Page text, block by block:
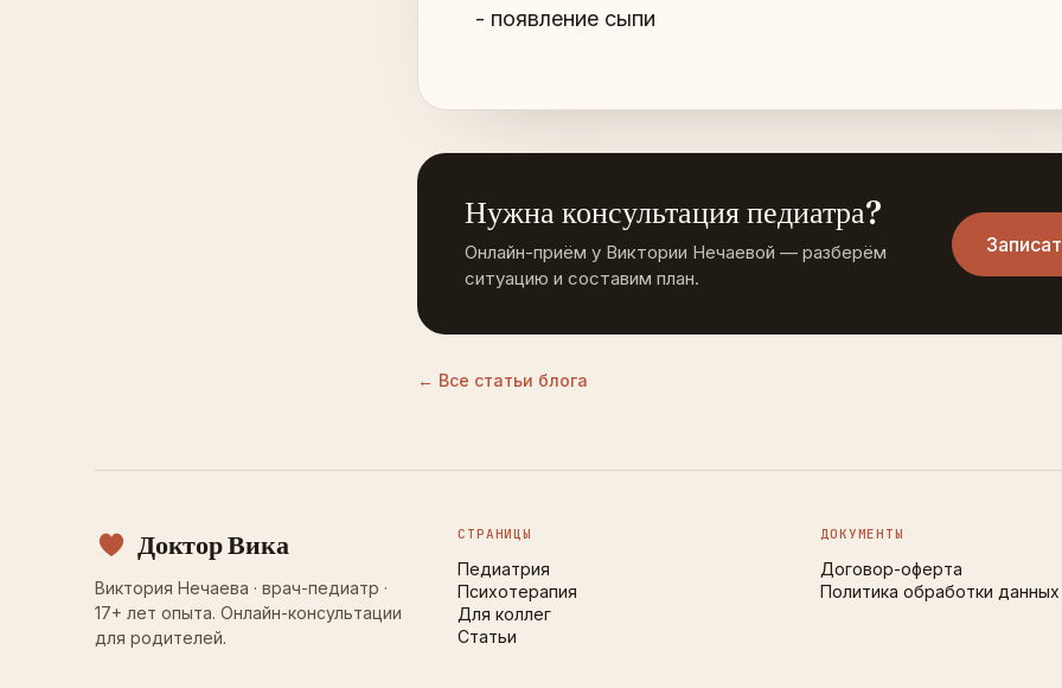
- появление сыпи
Нужна консультация педиатра?
Онлайн-приём у Виктории Нечаевой — разберём
ситуацию и составим план.
← Все статьи блога
Доктор Вика
Виктория Нечаева · врач-педиатр ·
17+ лет опыта. Онлайн-консультации
для родителей.
СТРАНИЦЫ
Педиатрия
Психотерапия
Для коллег
Статьи
ДОКУМЕНТЫ
Договор-оферта
Политика обработки данных